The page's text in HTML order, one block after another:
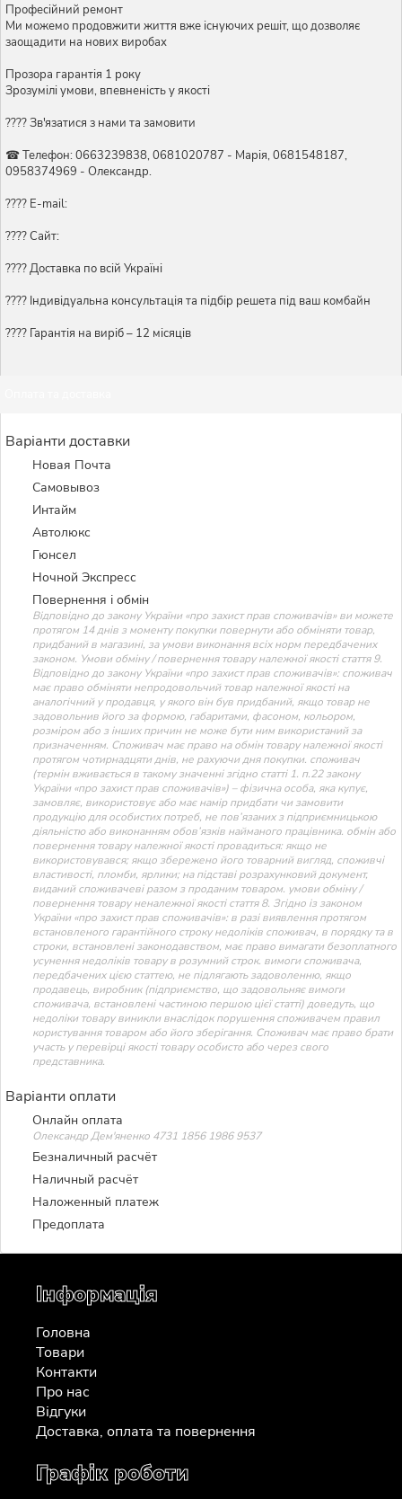
Професійний ремонт
Ми можемо продовжити життя вже існуючих решіт, що дозволяє
заощадити на нових виробах
Прозора гарантія 1 року
Зрозумілі умови, впевненість у якості
???? Зв'язатися з нами та замовити
☎ Телефон: 0663239838, 0681020787 - Марія, 0681548187,
0958374969 - Олександр.
???? E-mail:
???? Сайт:
???? Доставка по всій Україні
????️ Індивідуальна консультація та підбір решета під ваш комбайн
???? Гарантія на виріб – 12 місяців
Варіанти доставки
Новая Почта
Самовывоз
Интайм
Автолюкс
Гюнсел
Ночной Экспресс
Повернення і обмін
Відповідно до закону України «про захист прав споживачів» ви можете
протягом 14 днів з моменту покупки повернути або обміняти товар,
придбаний в магазині, за умови виконання всіх норм передбачених
законом. Умови обміну / повернення товару належної якості стаття 9.
Відповідно до закону України «про захист прав споживачів»: споживач
має право обміняти непродовольчий товар належної якості на
аналогічний у продавця, у якого він був придбаний, якщо товар не
задовольнив його за формою, габаритами, фасоном, кольором,
розміром або з інших причин не може бути ним використаний за
призначенням. Споживач має право на обмін товару належної якості
протягом чотирнадцяти днів, не рахуючи дня покупки. споживач
(термін вживається в такому значенні згідно статті 1. п.22 закону
України «про захист прав споживачів») – фізична особа, яка купує,
замовляє, використовує або має намір придбати чи замовити
продукцію для особистих потреб, не пов’язаних з підприємницькою
діяльністю або виконанням обов’язків найманого працівника. обмін або
повернення товару належної якості провадиться: якщо не
використовувався; якщо збережено його товарний вигляд, споживчі
властивості, пломби, ярлики; на підставі розрахунковий документ,
виданий споживачеві разом з проданим товаром. умови обміну /
повернення товару неналежної якості стаття 8. Згідно із законом
України «про захист прав споживачів»: в разі виявлення протягом
встановленого гарантійного строку недоліків споживач, в порядку та в
строки, встановлені законодавством, має право вимагати безоплатного
усунення недоліків товару в розумний строк. вимоги споживача,
передбачених цією статтею, не підлягають задоволенню, якщо
продавець, виробник (підприємство, що задовольняє вимоги
споживача, встановлені частиною першою цієї статті) доведуть, що
недоліки товару виникли внаслідок порушення споживачем правил
користування товаром або його зберігання. Споживач має право брати
участь у перевірці якості товару особисто або через свого
представника.
Варіанти оплати
Онлайн оплата
Олександр Дем'яненко 4731 1856 1986 9537
Безналичный расчёт
Наличный расчёт
Наложенный платеж
Предоплата
Інформація
Головна
Товари
Контакти
Про нас
Відгуки
Доставка, оплата та повернення
Графік роботи